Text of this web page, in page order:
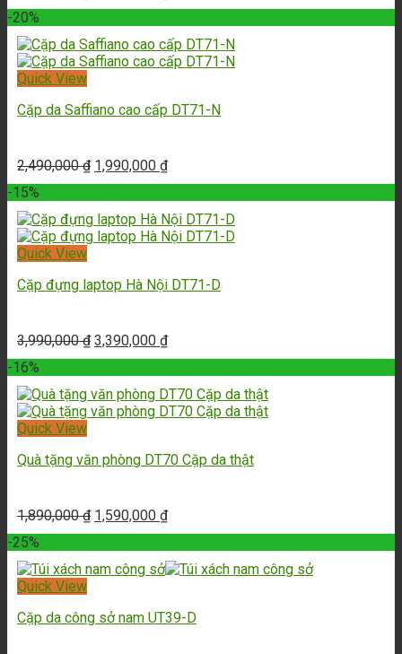
-20%
Quick View
Cặp da Saffiano cao cấp DT71-N
2,490,000₫ 1,990,000 ₫
-15%
Quick View
Cặp đựng laptop Hà Nội DT71-D
3,990,000₫ 3,390,000 ₫
-16%
Quick View
Quà tặng văn phòng DT70 Cặp da thật
1,890,000₫ 1,590,000 ₫
-25%
Quick View
Cặp da công sở nam UT39-D